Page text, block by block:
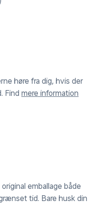
høre fra dig, hvis der
Find mere information
emballage både
tid. Bare husk din